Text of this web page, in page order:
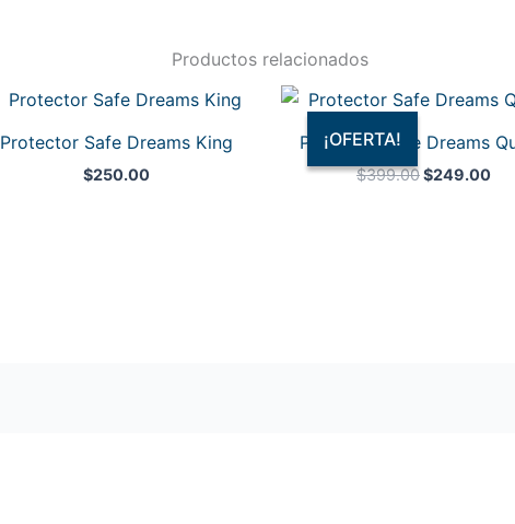
Productos relacionados
Protector Safe Dreams King
$250.00
¡OFERTA!
¡OFERTA!
Protector Safe Dreams
$399.00
El
precio
original
era:
$399.00.
$249.00
El
es: